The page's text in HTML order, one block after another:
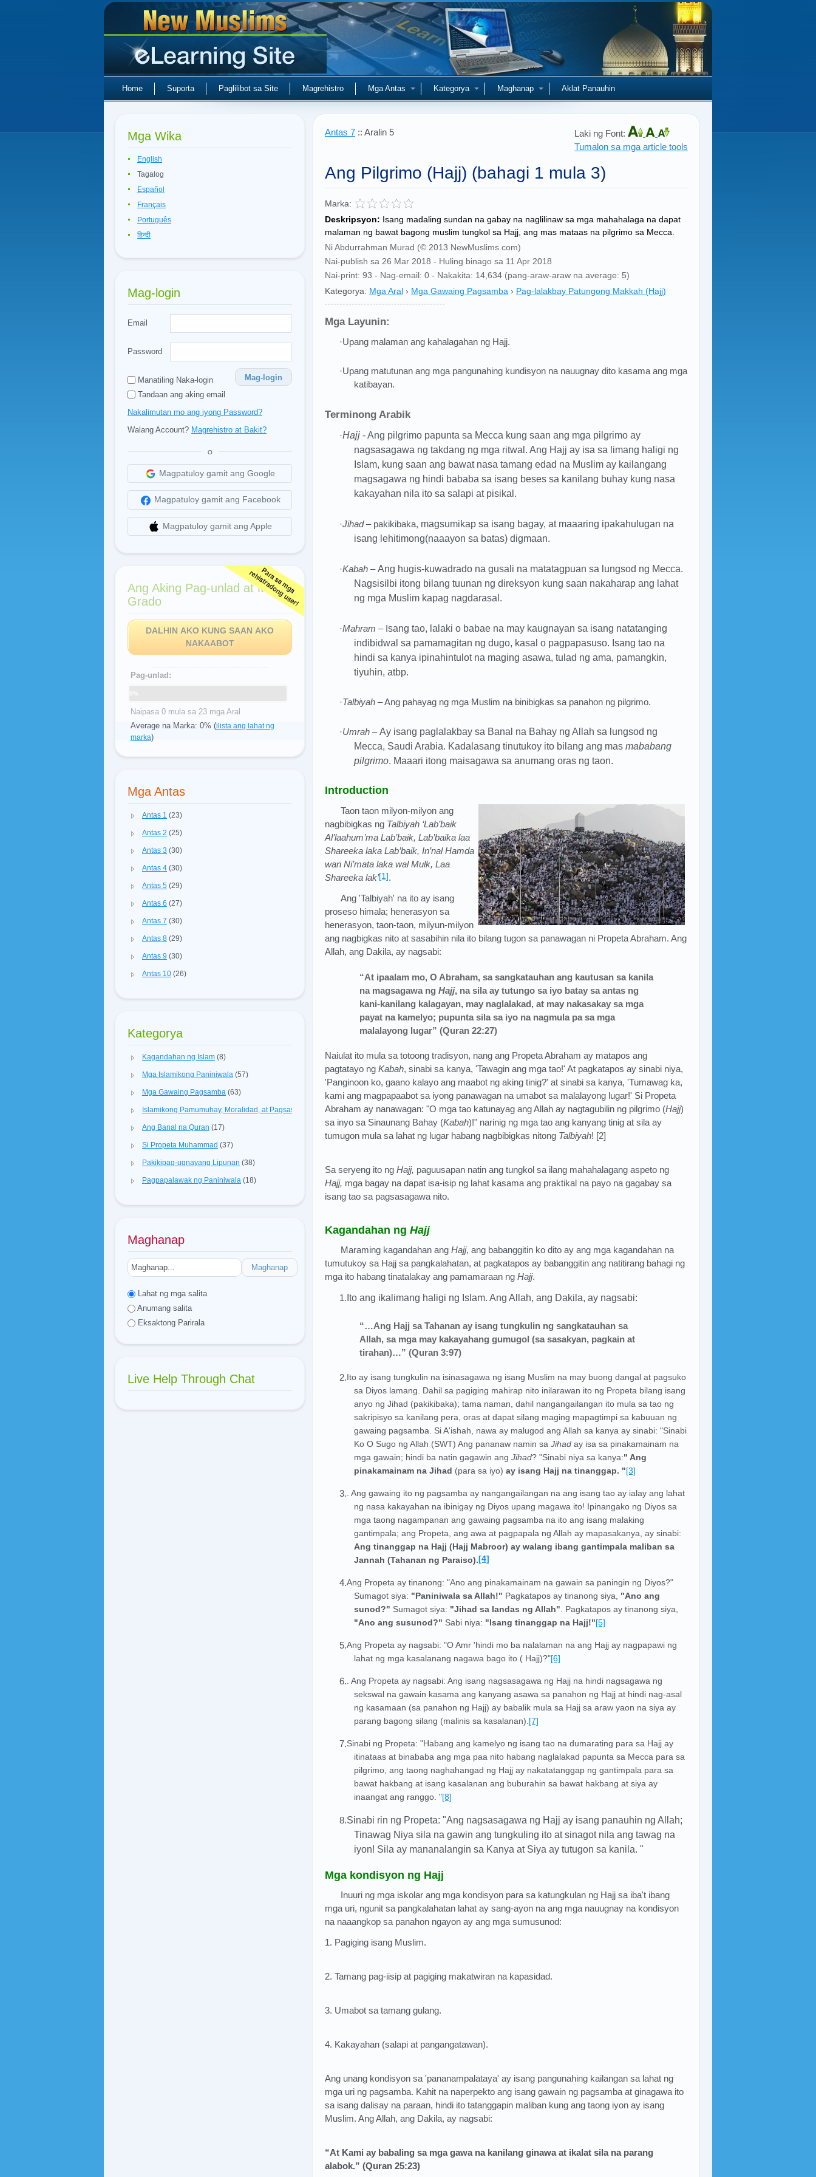
Home Suporta Paglilibot sa Site Magrehistro Mga Antas Kategorya Maghanap Aklat Panauhin
Mga Wika
English
Tagalog
Español
Français
Português
हिन्दी
Mag-login
Email
Password
Manatiling Naka-login
Mag-login
Tandaan ang aking email
Nakalimutan mo ang iyong Password?
Walang Account? Magrehistro at Bakit?
O
Magpatuloy gamit ang Google
Magpatuloy gamit ang Facebook
Magpatuloy gamit ang Apple
Ang Aking Pag-unlad at Mga
Grado
DALHIN AKO KUNG SAAN AKO
NAKAABOT
Pag-unlad:
0%
Naipasa 0 mula sa 23 mga Aral
Average na Marka: 0% (ilista ang lahat ng
marka)
Mga Antas
Antas 1 (23)
Antas 2 (25)
Antas 3 (30)
Antas 4 (30)
Antas 5 (29)
Antas 6 (27)
Antas 7 (30)
Antas 8 (29)
Antas 9 (30)
Antas 10 (26)
Kategorya
Kagandahan ng Islam (8)
Mga Islamikong Paniniwala (57)
Mga Gawaing Pagsamba (63)
Islamikong Pamumuhay, Moralidad, at Pagsasagawa (48)
Ang Banal na Quran (17)
Si Propeta Muhammad (37)
Pakikipag-ugnayang Lipunan (38)
Pagpapalawak ng Paniniwala (18)
Maghanap
Maghanap
Lahat ng mga salita
Anumang salita
Eksaktong Parirala
Live Help Through Chat
Antas 7 :: Aralin 5
Laki ng Font:
Tumalon sa mga article tools
Ang Pilgrimo (Hajj) (bahagi 1 mula 3)
Marka:
Deskripsyon: Isang madaling sundan na gabay na naglilinaw sa mga mahahalaga na dapat
malaman ng bawat bagong muslim tungkol sa Hajj, ang mas mataas na pilgrimo sa Mecca.
Ni Abdurrahman Murad (© 2013 NewMuslims.com)
Nai-publish sa 26 Mar 2018 - Huling binago sa 11 Apr 2018
Nai-print: 93 - Nag-email: 0 - Nakakita: 14,634 (pang-araw-araw na average: 5)
Kategorya: Mga Aral › Mga Gawaing Pagsamba › Pag-lalakbay Patungong Makkah (Hajj)
Mga Layunin:
·Upang malaman ang kahalagahan ng Hajj.
·Upang matutunan ang mga pangunahing kundisyon na nauugnay dito kasama ang mga
katibayan.
Terminong Arabik
·Hajj - Ang pilgrimo papunta sa Mecca kung saan ang mga pilgrimo ay
nagsasagawa ng takdang ng mga ritwal. Ang Hajj ay isa sa limang haligi ng
Islam, kung saan ang bawat nasa tamang edad na Muslim ay kailangang
magsagawa ng hindi bababa sa isang beses sa kanilang buhay kung nasa
kakayahan nila ito sa salapi at pisikal.
·Jihad– pakikibaka, magsumikap sa isang bagay, at maaaring ipakahulugan na
isang lehitimong(naaayon sa batas) digmaan.
·Kabah –Ang hugis-kuwadrado na gusali na matatagpuan sa lungsod ng Mecca.
Nagsisilbi itong bilang tuunan ng direksyon kung saan nakaharap ang lahat
ng mga Muslim kapag nagdarasal.
·Mahram – Isang tao, lalaki o babae na may kaugnayan sa isang natatanging
indibidwal sa pamamagitan ng dugo, kasal o pagpapasuso. Isang tao na
hindi sa kanya ipinahintulot na maging asawa, tulad ng ama, pamangkin,
tiyuhin, atbp.
·Talbiyah – Ang pahayag ng mga Muslim na binibigkas sa panahon ng pilgrimo.
·Umrah –Ay isang paglalakbay sa Banal na Bahay ng Allah sa lungsod ng
Mecca, Saudi Arabia. Kadalasang tinutukoy ito bilang ang mas mababang
pilgrimo. Maaari itong maisagawa sa anumang oras ng taon.
Introduction
Taon taon milyon-milyon ang
nagbibigkas ng Talbiyah ‘Lab’baik
Al’laahum’ma Lab’baik, Lab’baika laa
Shareeka laka Lab’baik, In’nal Hamda
wan Ni’mata laka wal Mulk, Laa
Shareeka lak’[1].
Ang 'Talbiyah' na ito ay isang
proseso himala; henerasyon sa
henerasyon, taon-taon, milyun-milyon
ang nagbigkas nito at sasabihin nila ito bilang tugon sa panawagan ni Propeta Abraham. Ang
Allah, ang Dakila, ay nagsabi:
“At ipaalam mo, O Abraham, sa sangkatauhan ang kautusan sa kanila
na magsagawa ng Hajj, na sila ay tutungo sa iyo batay sa antas ng
kani-kanilang kalagayan, may naglalakad, at may nakasakay sa mga
payat na kamelyo; pupunta sila sa iyo na nagmula pa sa mga
malalayong lugar” (Quran 22:27)
Naiulat ito mula sa totoong tradisyon, nang ang Propeta Abraham ay matapos ang
pagtatayo ng Kabah, sinabi sa kanya, 'Tawagin ang mga tao!' At pagkatapos ay sinabi niya,
'Panginoon ko, gaano kalayo ang maabot ng aking tinig?' at sinabi sa kanya, 'Tumawag ka,
kami ang magpapaabot sa iyong panawagan na umabot sa malalayong lugar!' Si Propeta
Abraham ay nanawagan: "O mga tao katunayag ang Allah ay nagtagubilin ng pilgrimo (Hajj)
sa inyo sa Sinaunang Bahay (Kabah)!" narinig ng mga tao ang kanyang tinig at sila ay
tumugon mula sa lahat ng lugar habang nagbibigkas nitong Talbiyah! [2]
Sa seryeng ito ng Hajj, paguusapan natin ang tungkol sa ilang mahahalagang aspeto ng
Hajj, mga bagay na dapat isa-isip ng lahat kasama ang praktikal na payo na gagabay sa
isang tao sa pagsasagawa nito.
Kagandahan ng Hajj
Maraming kagandahan angHajj, ang babanggitin ko dito ay ang mga kagandahan na
tumutukoy sa Hajj sa pangkalahatan, at pagkatapos ay babanggitin ang natitirang bahagi ng
mga ito habang tinatalakay ang pamamaraan ng Hajj.
1. Ito ang ikalimang haligi ng Islam. Ang Allah, ang Dakila, ay nagsabi:
“…Ang Hajj sa Tahanan ay isang tungkulin ng sangkatauhan sa
Allah, sa mga may kakayahang gumugol (sa sasakyan, pagkain at
tirahan)…” (Quran 3:97)
2.Ito ay isang tungkulin na isinasagawa ng isang Muslim na may buong dangal at pagsuko
sa Diyos lamang. Dahil sa pagiging mahirap nito inilarawan ito ng Propeta bilang isang
anyo ng Jihad (pakikibaka); tama naman, dahil nangangailangan ito mula sa tao ng
sakripisyo sa kanilang pera, oras at dapat silang maging mapagtimpi sa kabuuan ng
gawaing pagsamba. Si A'ishah, nawa ay malugod ang Allah sa kanya ay sinabi: "Sinabi
Ko O Sugo ng Allah (SWT) Ang pananaw namin sa Jihad ay isa sa pinakamainam na
mga gawain; hindi ba natin gagawin ang Jihad? "Sinabi niya sa kanya:" Ang
pinakamainam na Jihad (para sa iyo) ay isang Hajj na tinanggap. "[3]
3. . Ang gawaing ito ng pagsamba ay nangangailangan na ang isang tao ay ialay ang lahat
ng nasa kakayahan na ibinigay ng Diyos upang magawa ito! Ipinangako ng Diyos sa
mga taong nagampanan ang gawaing pagsamba na ito ang isang malaking
gantimpala; ang Propeta, ang awa at pagpapala ng Allah ay mapasakanya, ay sinabi:
Ang tinanggap na Hajj (Hajj Mabroor) ay walang ibang gantimpala maliban sa
Jannah (Tahanan ng Paraiso).[4]
4.Ang Propeta ay tinanong: "Ano ang pinakamainam na gawain sa paningin ng Diyos?"
Sumagot siya: "Paniniwala sa Allah!" Pagkatapos ay tinanong siya, "Ano ang
sunod?" Sumagot siya: "Jihad sa landas ng Allah" . Pagkatapos ay tinanong siya,
"Ano ang susunod?" Sabi niya: "Isang tinanggap na Hajj!"[5]
5.Ang Propeta ay nagsabi: "O Amr 'hindi mo ba nalalaman na ang Hajj ay nagpapawi ng
lahat ng mga kasalanang nagawa bago ito ( Hajj)?"[6]
6. . Ang Propeta ay nagsabi: Ang isang nagsasagawa ng Hajj na hindi nagsagawa ng
sekswal na gawain kasama ang kanyang asawa sa panahon ng Hajj at hindi nag-asal
ng kasamaan (sa panahon ng Hajj) ay babalik mula sa Hajj sa araw yaon na siya ay
parang bagong silang (malinis sa kasalanan). [7]
7.Sinabi ng Propeta: "Habang ang kamelyo ng isang tao na dumarating para sa Hajj ay
itinataas at binababa ang mga paa nito habang naglalakad papunta sa Mecca para sa
pilgrimo, ang taong naghahangad ng Hajj ay nakatatanggap ng gantimpala para sa
bawat hakbang at isang kasalanan ang buburahin sa bawat hakbang at siya ay
inaangat ang ranggo. "[8]
8.Sinabi rin ng Propeta: "Ang nagsasagawa ng Hajj ay isang panauhin ng Allah;
Tinawag Niya sila na gawin ang tungkuling ito at sinagot nila ang tawag na
iyon! Sila ay mananalangin sa Kanya at Siya ay tutugon sa kanila. "
Mga kondisyon ng Hajj
Inuuri ng mga iskolar ang mga kondisyon para sa katungkulan ng Hajj sa iba't ibang
mga uri, ngunit sa pangkalahatan lahat ay sang-ayon na ang mga nauugnay na kondisyon
na naaangkop sa panahon ngayon ay ang mga sumusunod:
1. Pagiging isang Muslim.
2. Tamang pag-iisip at pagiging makatwiran na kapasidad.
3. Umabot sa tamang gulang.
4. Kakayahan (salapi at pangangatawan).
Ang unang kondisyon sa 'pananampalataya' ay isang pangunahing kailangan sa lahat ng
mga uri ng pagsamba. Kahit na naperpekto ang isang gawain ng pagsamba at ginagawa ito
sa isang dalisay na paraan, hindi ito tatanggapin maliban kung ang taong iyon ay isang
Muslim. Ang Allah, ang Dakila, ay nagsabi:
“At Kami ay babaling sa mga gawa na kanilang ginawa at ikalat sila na parang
alabok.” (Quran 25:23)